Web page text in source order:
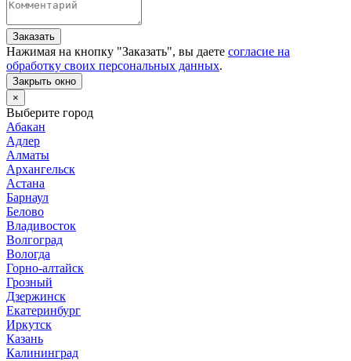
Заказать
Нажимая на кнопку "Заказать", вы даете согласие на
обработку своих персональных данных.
Закрыть окно
×
Выберите город
Абакан
Адлер
Алматы
Архангельск
Астана
Барнаул
Белово
Владивосток
Волгоград
Вологда
Горно-алтайск
Грозный
Дзержинск
Екатеринбург
Иркутск
Казань
Калининград